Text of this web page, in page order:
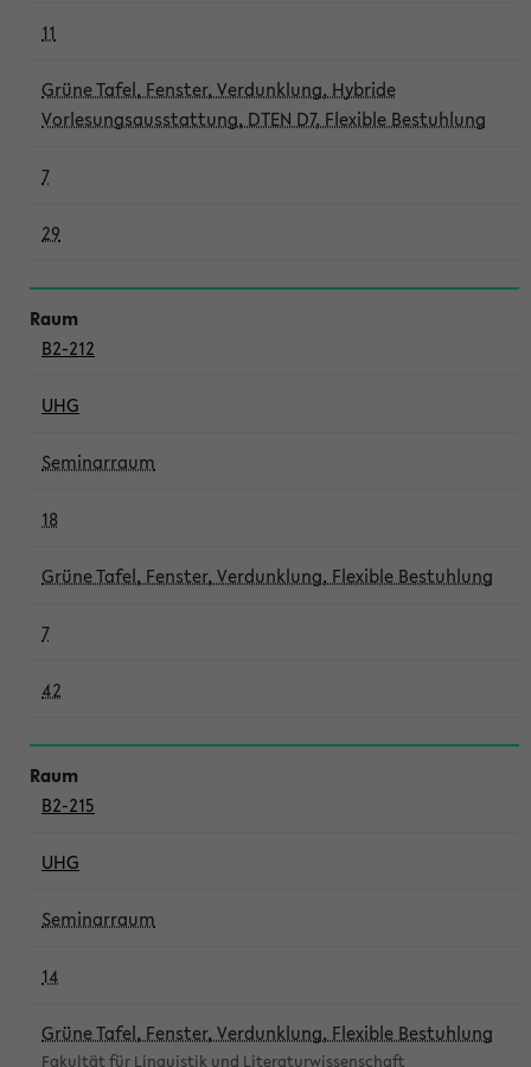
11
Grüne Tafel, Fenster, Verdunklung, Hybride
Vorlesungsausstattung, DTEN D7, Flexible Bestuhlung
7
29
B2-212
UHG
Seminarraum
18
Grüne Tafel, Fenster, Verdunklung, Flexible Bestuhlung
7
42
B2-215
UHG
Seminarraum
14
Grüne Tafel, Fenster, Verdunklung, Flexible Bestuhlung
Fakultät für Linguistik und Literaturwissenschaft